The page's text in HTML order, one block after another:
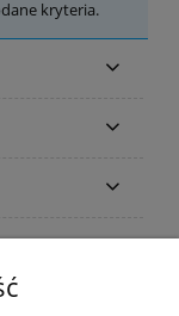
kryteria.